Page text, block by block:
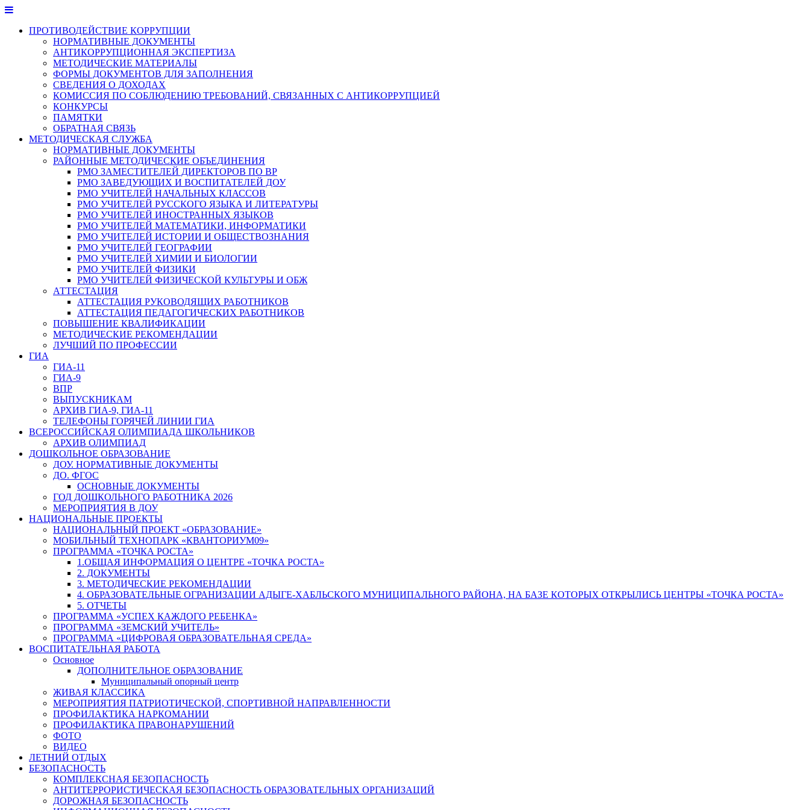
Перейти
содержимому
ПРОТИВОДЕЙСТВИЕ КОРРУПЦИИ
НОРМАТИВНЫЕ ДОКУМЕНТЫ
АНТИКОРРУПЦИОННАЯ ЭКСПЕРТИЗА
МЕТОДИЧЕСКИЕ МАТЕРИАЛЫ
ФОРМЫ ДОКУМЕНТОВ ДЛЯ ЗАПОЛНЕНИЯ
СВЕДЕНИЯ О ДОХОДАХ
КОМИССИЯ ПО СОБЛЮДЕНИЮ ТРЕБОВАНИЙ, СВЯЗАННЫХ С АНТИКОРРУПЦИЕЙ
КОНКУРСЫ
ПАМЯТКИ
ОБРАТНАЯ СВЯЗЬ
МЕТОДИЧЕСКАЯ СЛУЖБА
НОРМАТИВНЫЕ ДОКУМЕНТЫ
РАЙОННЫЕ МЕТОДИЧЕСКИЕ ОБЪЕДИНЕНИЯ
РМО ЗАМЕСТИТЕЛЕЙ ДИРЕКТОРОВ ПО ВР
РМО ЗАВЕДУЮЩИХ И ВОСПИТАТЕЛЕЙ ДОУ
РМО УЧИТЕЛЕЙ НАЧАЛЬНЫХ КЛАССОВ
РМО УЧИТЕЛЕЙ РУССКОГО ЯЗЫКА И ЛИТЕРАТУРЫ
РМО УЧИТЕЛЕЙ ИНОСТРАННЫХ ЯЗЫКОВ
РМО УЧИТЕЛЕЙ МАТЕМАТИКИ, ИНФОРМАТИКИ
РМО УЧИТЕЛЕЙ ИСТОРИИ И ОБЩЕСТВОЗНАНИЯ
РМО УЧИТЕЛЕЙ ГЕОГРАФИИ
РМО УЧИТЕЛЕЙ ХИМИИ И БИОЛОГИИ
РМО УЧИТЕЛЕЙ ФИЗИКИ
РМО УЧИТЕЛЕЙ ФИЗИЧЕСКОЙ КУЛЬТУРЫ И ОБЖ
АТТЕСТАЦИЯ
АТТЕСТАЦИЯ РУКОВОДЯЩИХ РАБОТНИКОВ
АТТЕСТАЦИЯ ПЕДАГОГИЧЕСКИХ РАБОТНИКОВ
ПОВЫШЕНИЕ КВАЛИФИКАЦИИ
МЕТОДИЧЕСКИЕ РЕКОМЕНДАЦИИ
ЛУЧШИЙ ПО ПРОФЕССИИ
ГИА
ГИА-11
ГИА-9
ВПР
ВЫПУСКНИКАМ
АРХИВ ГИА-9, ГИА-11
ТЕЛЕФОНЫ ГОРЯЧЕЙ ЛИНИИ ГИА
ВСЕРОССИЙСКАЯ ОЛИМПИАДА ШКОЛЬНИКОВ
АРХИВ ОЛИМПИАД
ДОШКОЛЬНОЕ ОБРАЗОВАНИЕ
ДОУ. НОРМАТИВНЫЕ ДОКУМЕНТЫ
ДО. ФГОС
ОСНОВНЫЕ ДОКУМЕНТЫ
ГОД ДОШКОЛЬНОГО РАБОТНИКА 2026
МЕРОПРИЯТИЯ В ДОУ
НАЦИОНАЛЬНЫЕ ПРОЕКТЫ
НАЦИОНАЛЬНЫЙ ПРОЕКТ «ОБРАЗОВАНИЕ»
МОБИЛЬНЫЙ ТЕХНОПАРК «КВАНТОРИУМ09»
ПРОГРАММА «ТОЧКА РОСТА»
1.ОБЩАЯ ИНФОРМАЦИЯ О ЦЕНТРЕ «ТОЧКА РОСТА»
2. ДОКУМЕНТЫ
3. МЕТОДИЧЕСКИЕ РЕКОМЕНДАЦИИ
4. ОБРАЗОВАТЕЛЬНЫЕ ОГРАНИЗАЦИИ АДЫГЕ-ХАБЛЬСКОГО МУНИЦИПАЛЬНОГО РАЙОНА, НА БАЗЕ КОТОРЫХ ОТКРЫЛИСЬ ЦЕНТРЫ «ТОЧКА РОСТА»
5. ОТЧЕТЫ
ПРОГРАММА «УСПЕХ КАЖДОГО РЕБЕНКА»
ПРОГРАММА «ЗЕМСКИЙ УЧИТЕЛЬ»
ПРОГРАММА «ЦИФРОВАЯ ОБРАЗОВАТЕЛЬНАЯ СРЕДА»
ВОСПИТАТЕЛЬНАЯ РАБОТА
Основное
ДОПОЛНИТЕЛЬНОЕ ОБРАЗОВАНИЕ
Муниципальный опорный центр
ЖИВАЯ КЛАССИКА
МЕРОПРИЯТИЯ ПАТРИОТИЧЕСКОЙ, СПОРТИВНОЙ НАПРАВЛЕННОСТИ
ПРОФИЛАКТИКА НАРКОМАНИИ
ПРОФИЛАКТИКА ПРАВОНАРУШЕНИЙ
ФОТО
ВИДЕО
ЛЕТНИЙ ОТДЫХ
БЕЗОПАСНОСТЬ
КОМПЛЕКСНАЯ БЕЗОПАСНОСТЬ
АНТИТЕРРОРИСТИЧЕСКАЯ БЕЗОПАСНОСТЬ ОБРАЗОВАТЕЛЬНЫХ ОРГАНИЗАЦИЙ
ДОРОЖНАЯ БЕЗОПАСНОСТЬ